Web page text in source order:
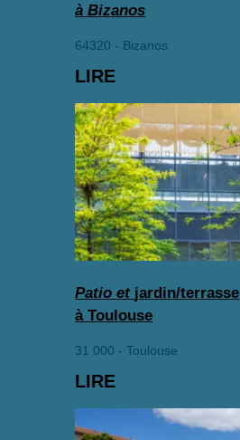
à Bizanos
64320 - Bizanos
LIRE
Patio et jardin/terrasse
à Toulouse
31 000 - Toulouse
LIRE